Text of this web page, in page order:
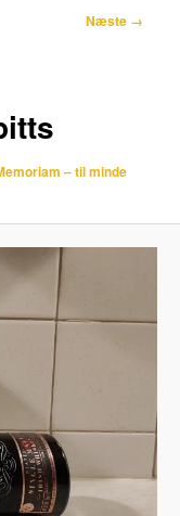
Næste →
– til minde